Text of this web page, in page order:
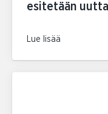
esitetään
Lue lisää